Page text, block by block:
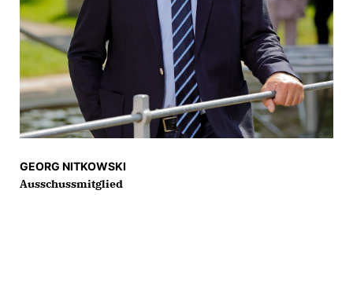
GEORG NITKOWSKI
Ausschussmitglied